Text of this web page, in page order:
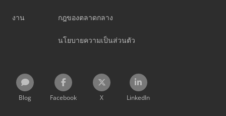
งาน กฎของตลาดกลาง
นโยบายความเป็นส่วนตัว
Blog Facebook X LinkedIn